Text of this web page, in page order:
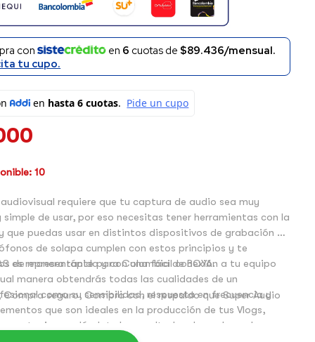
con en 6 cuotas de $89.436/mensual.
tu cupo.
10
requiere que tu captura de audio sea muy
que puedas usar en distintos dispositivos de grabación de
de solapa cumplen con estos principios y te
de manera rápida y con una fácil conexión a tu equipo
manera obtendrás todas las cualidades de un
como su sensibilidad, respuesta en frecuencia y
son ideales en la producción de tus Vlogs,
dándote los resultados deseados y de muy
es representante para Colombia de BOYA.
seguro, Compra con el respaldo que Super Audio